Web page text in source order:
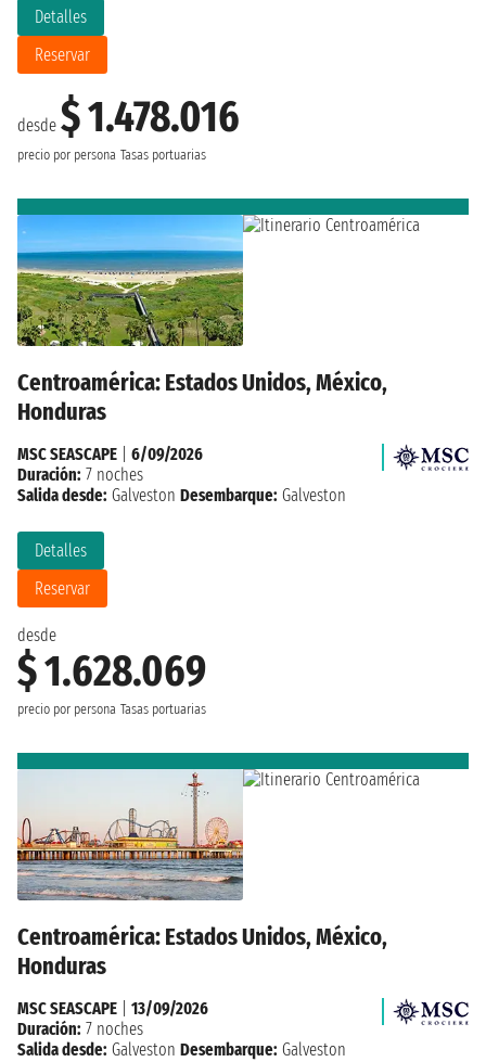
desde $ 1.478.016
precio por persona Tasas portuarias
Detalles
Reservar
Centroamérica: Estados Unidos, México,
Honduras
desde
$ 1.628.069
precio por persona Tasas portuarias
Detalles
Reservar
MSC SEASCAPE
6/09/2026
Duración: 7 noches
Salida desde: Galveston Desembarque: Galveston
Centroamérica: Estados Unidos, México,
Honduras
MSC SEASCAPE
13/09/2026
Duración: 7 noches
Salida desde: Galveston Desembarque: Galveston